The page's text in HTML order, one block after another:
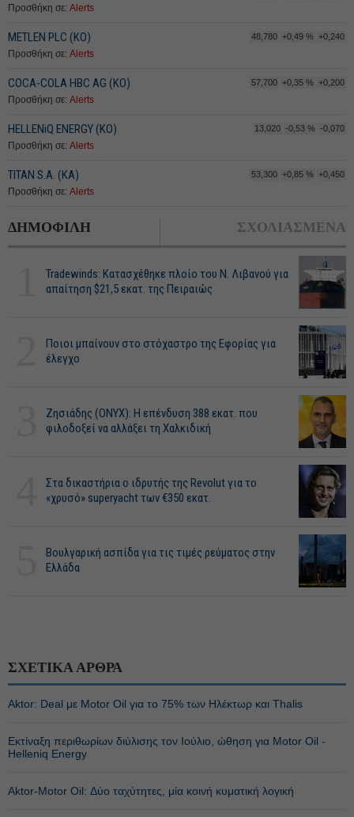
Προσθήκη σε: Alerts
METLEN PLC (ΚΟ) 48,780 +0,49 % +0,240
Προσθήκη σε: Alerts
COCA-COLA HBC AG (ΚΟ) 57,700 +0,35 % +0,200
Προσθήκη σε: Alerts
HELLENiQ ENERGY (ΚΟ) 13,020 -0,53 % -0,070
Προσθήκη σε: Alerts
TITAN S.A. (ΚΑ) 53,300 +0,85 % +0,450
Προσθήκη σε: Alerts
ΔΗΜΟΦΙΛΗ ΣΧΟΛΙΑΣΜΕΝΑ
Tradewinds: Κατασχέθηκε πλοίο του Ν. Λιβανού για
απαίτηση $21,5 εκατ. της Πειραιώς
Ποιοι μπαίνουν στο στόχαστρο της Εφορίας για
έλεγχο
Ζησιάδης (ONYX): Η επένδυση 388 εκατ. που
φιλοδοξεί να αλλάξει τη Χαλκιδική
Στα δικαστήρια ο ιδρυτής της Revolut για το
«χρυσό» superyacht των €350 εκατ.
Βουλγαρική ασπίδα για τις τιμές ρεύματος στην
Ελλάδα
ΣΧΕΤΙΚΑ ΑΡΘΡΑ
Aktor: Deal με Motor Oil για το 75% των Ηλέκτωρ και Thalis
Εκτίναξη περιθωρίων διύλισης τον Ιούλιο, ώθηση για Motor Oil -
Helleniq Energy
Αktor-Motor Oil: Δύο ταχύτητες, μία κοινή κυματική λογική